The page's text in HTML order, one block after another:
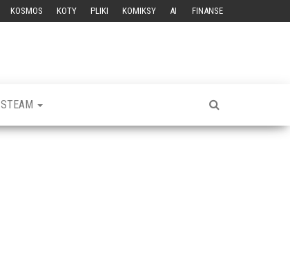
KOSMOS KOTY PLIKI KOMIKSY AI FINANSE
STEAM